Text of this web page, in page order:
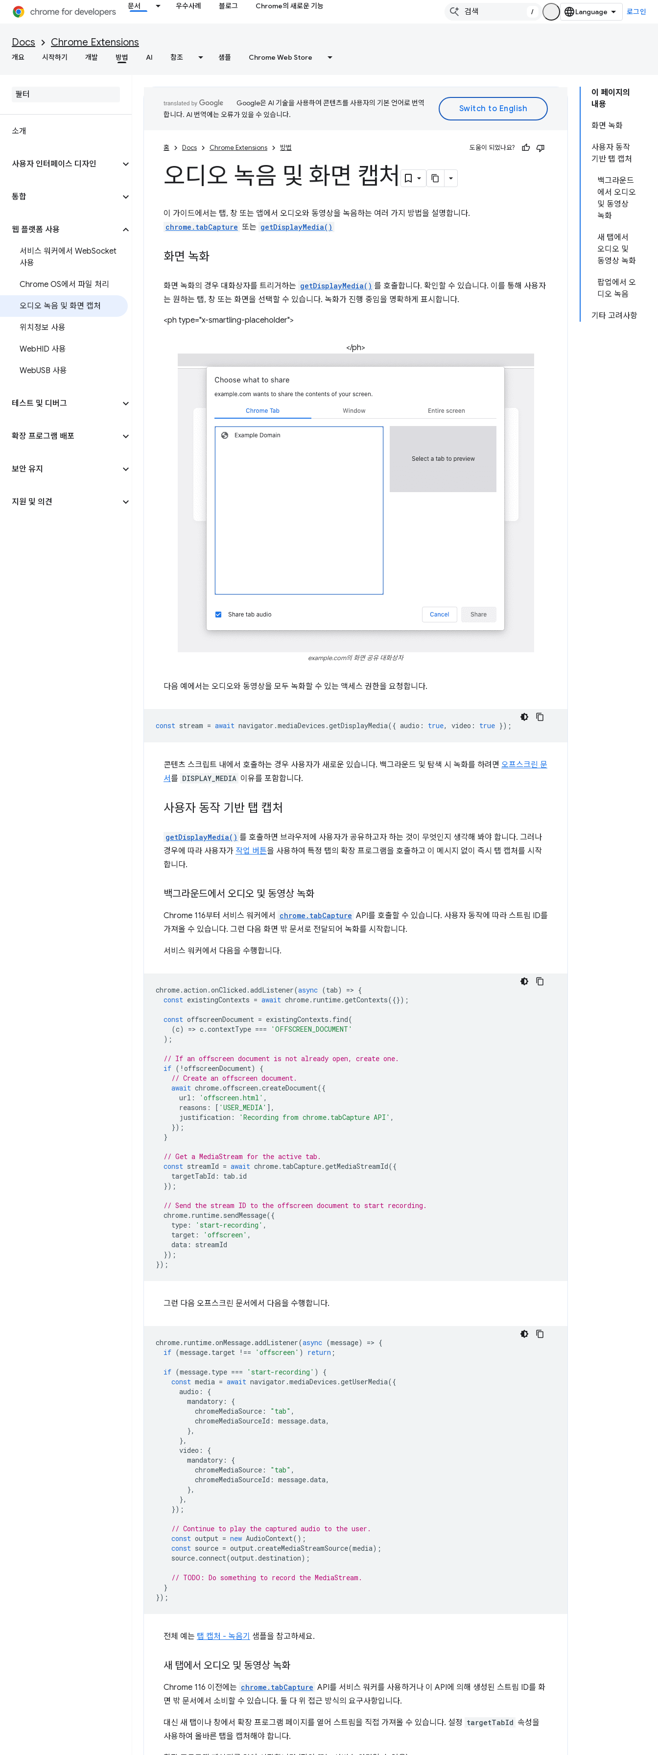
문서 우수사례 블로그 Chrome의 새로운 기능
/ 로그인
Docs Chrome Extensions
개요 시작하기 개발 방법 AI 참조 샘플 Chrome Web Store
소개
사용자 인터페이스 디자인
통합
웹 플랫폼 사용
서비스 워커에서 WebSocket
사용
Chrome OS에서 파일 처리
오디오 녹음 및 화면 캡처
위치정보 사용
WebHID 사용
WebUSB 사용
테스트 및 디버그
확장 프로그램 배포
보안 유지
지원 및 의견
이 페이지의
내용
화면 녹화
사용자 동작
기반 탭 캡처
백그라운드
에서 오디오
및 동영상
녹화
새 탭에서
오디오 및
동영상 녹화
팝업에서 오
디오 녹음
기타 고려사항
Google은 AI 기술을 사용하여 콘텐츠를 사용자의 기본 언어로 번역
합니다. AI 번역에는 오류가 있을 수 있습니다.
홈 Docs Chrome Extensions 방법 도움이 되었나요?
오디오 녹음 및 화면 캡처
이 가이드에서는 탭, 창 또는 앱에서 오디오와 동영상을 녹음하는 여러 가지 방법을 설명합니다.
chrome.tabCapture 또는 getDisplayMedia()
화면 녹화
화면 녹화의 경우 대화상자를 트리거하는 getDisplayMedia() 를 호출합니다. 확인할 수 있습니다. 이를 통해 사용자
는 원하는 탭, 창 또는 화면을 선택할 수 있습니다. 녹화가 진행 중임을 명확하게 표시합니다.
<ph type="x-smartling-placeholder">
</ph>
example.com의 화면 공유 대화상자
다음 예에서는 오디오와 동영상을 모두 녹화할 수 있는 액세스 권한을 요청합니다.
const stream = await navigator .mediaDevices .getDisplayMedia({ audio : true, video : true });
콘텐츠 스크립트 내에서 호출하는 경우 사용자가 새로운 있습니다. 백그라운드 및 탐색 시 녹화를 하려면 오프스크린 문
서를 DISPLAY_MEDIA 이유를 포함합니다.
사용자 동작 기반 탭 캡처
getDisplayMedia() 를 호출하면 브라우저에 사용자가 공유하고자 하는 것이 무엇인지 생각해 봐야 합니다. 그러나
경우에 따라 사용자가 작업 버튼을 사용하여 특정 탭의 확장 프로그램을 호출하고 이 메시지 없이 즉시 탭 캡처를 시작
합니다.
백그라운드에서 오디오 및 동영상 녹화
Chrome 116부터 서비스 워커에서 chrome.tabCapture API를 호출할 수 있습니다. 사용자 동작에 따라 스트림 ID를
가져올 수 있습니다. 그런 다음 화면 밖 문서로 전달되어 녹화를 시작합니다.
서비스 워커에서 다음을 수행합니다.
chrome.action .onClicked .addListener(async (tab) => {
const existingContexts = await chrome. runtime.getContexts({});
const offscreenDocument = existingContexts . find(
(c) => c.contextType ===
'OFFSCREEN_DOCUMENT'
);
// If an offscreen document is not already open, create one.
if ( ! offscreenDocument)
{
// Create an offscreen document.
await chrome.offscreen .createDocument({
url : 'offscreen.html' ,
reasons : [ 'USER_MEDIA' ],
justification : 'Recording from chrome.tabCapture API' ,
});
}
// Get a MediaStream for the active tab.
const streamId = await chrome. tabCapture.getMediaStreamId({
targetTabId : tab . id
});
// Send the stream ID to the offscreen document to start recording.
chrome. runtime. sendMessage({
type : 'start-recording' ,
target : 'offscreen' ,
data :
streamId
});
});
그런 다음 오프스크린 문서에서 다음을 수행합니다.
chrome. runtime.onMessage.addListener(async (message) => {
if (message. target !== 'offscreen' ) return ;
if (message. type === 'start-recording' )
{
const media = await navigator .mediaDevices .getUserMedia({
audio :
{
mandatory :
{
chromeMediaSource : "tab" ,
chromeMediaSourceId : message.data,
},
},
video :
{
mandatory :
{
chromeMediaSource : "tab" ,
chromeMediaSourceId : message.data,
},
},
});
// Continue to play the captured audio to the user.
const output = new AudioContext();
const source = output.createMediaStreamSource(media);
source.connect(output.destination);
// TODO: Do something to record the MediaStream.
}
});
전체 예는 탭 캡처 - 녹음기 샘플을 참고하세요.
새 탭에서 오디오 및 동영상 녹화
Chrome 116 이전에는 chrome.tabCapture API를 서비스 워커를 사용하거나 이 API에 의해 생성된 스트림 ID를 화
면 밖 문서에서 소비할 수 있습니다. 둘 다 위 접근 방식의 요구사항입니다.
대신 새 탭이나 창에서 확장 프로그램 페이지를 열어 스트림을 직접 가져올 수 있습니다. 설정 targetTabId 속성을
사용하여 올바른 탭을 캡처해야 합니다.